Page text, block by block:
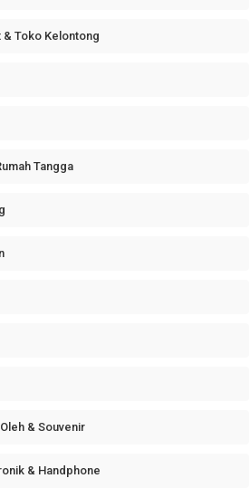
Toko Kelontong
Tangga
& Souvenir
& Handphone